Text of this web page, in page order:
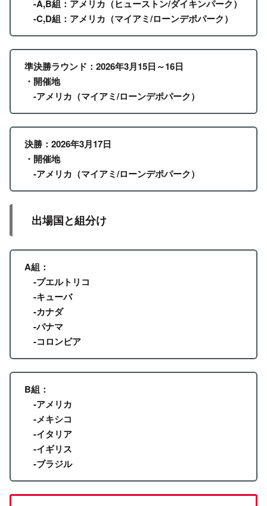
-A,B組：アメリカ（ヒューストン/ダイキンパーク）
-C,D組：アメリカ（マイアミ/ローンデポパーク）
準決勝ラウンド：2026年3月15日～16日
・開催地
-アメリカ（マイアミ/ローンデポパーク）
決勝：2026年3月17日
・開催地
-アメリカ（マイアミ/ローンデポパーク）
出場国と組分け
A組：
-プエルトリコ
-キューバ
-カナダ
-パナマ
-コロンビア
B組：
-アメリカ
-メキシコ
-イタリア
-イギリス
-ブラジル